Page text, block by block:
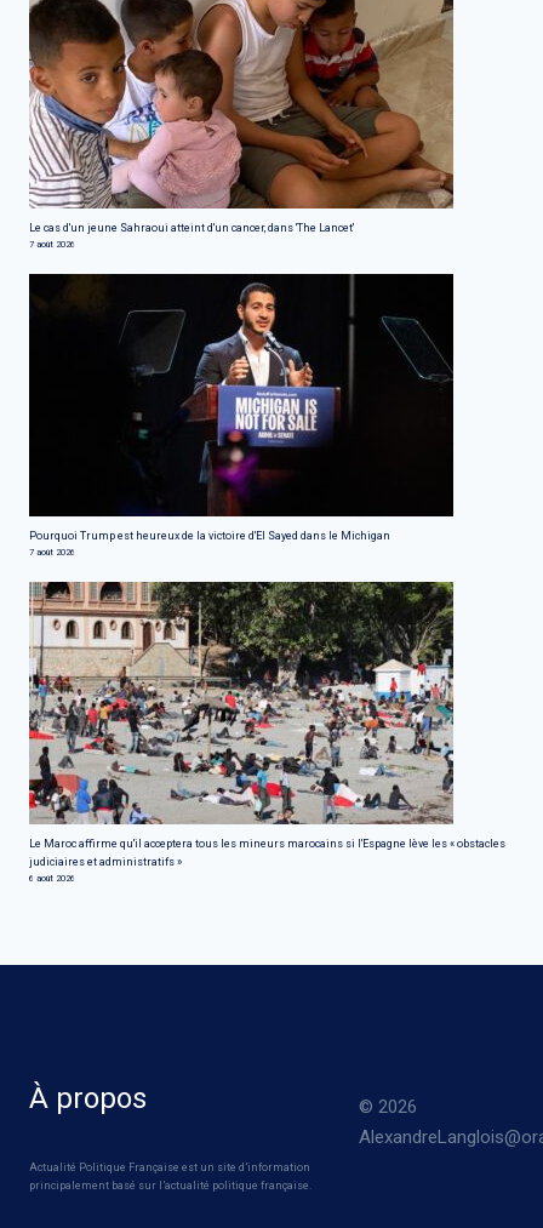
Le cas d'un jeune Sahraoui atteint d'un cancer, dans 'The Lancet'
7 août 2026
Pourquoi Trump est heureux de la victoire d'El Sayed dans le Michigan
7 août 2026
Le Maroc affirme qu'il acceptera tous les mineurs marocains si l'Espagne lève les « obstacles
judiciaires et administratifs »
6 août 2026
À propos
Actualité Politique Française est un site d’information
principalement basé sur l’actualité politique française.
© 2026